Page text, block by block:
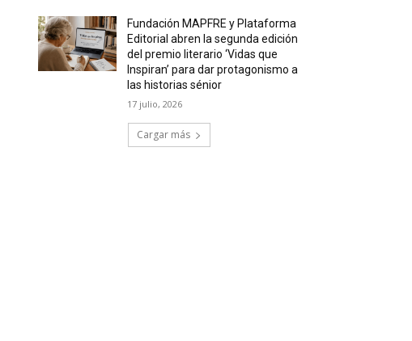
Fundación MAPFRE y Plataforma
Editorial abren la segunda edición
del premio literario ‘Vidas que
Inspiran’ para dar protagonismo a
las historias sénior
17 julio, 2026
Cargar más